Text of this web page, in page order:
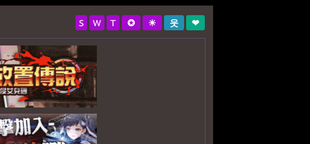
S W T ✪ ☀ 웃 ❤